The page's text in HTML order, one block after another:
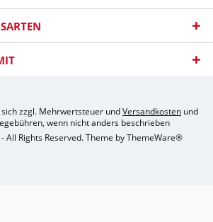
zzgl. Mehrwertsteuer undVersandkosten und
wenn nicht anders beschrieben
All Rights Reserved. Theme byThemeWare®